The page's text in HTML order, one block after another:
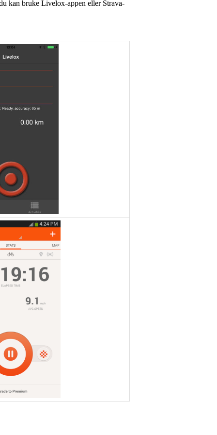
kan bruke Livelox-appen eller Strava-